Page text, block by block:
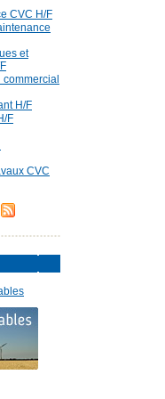
CVC H/F
et
H/F
F
CVC